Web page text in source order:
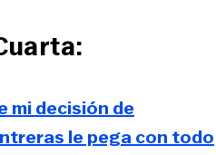
mi decisión de
le pega con todo